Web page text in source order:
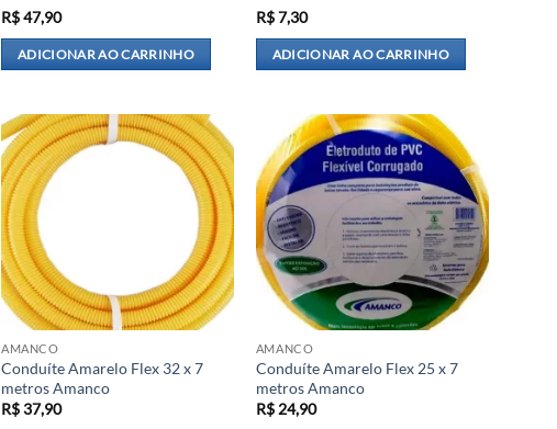
R$47,90
ADICIONAR AO CARRINHO
R$7,30
ADICIONAR AO CARRINHO
AMANCO
Conduíte Amarelo Flex 32 x 7
metros Amanco
R$37,90
AMANCO
Conduíte Amarelo Flex 25 x 7
metros Amanco
R$24,90